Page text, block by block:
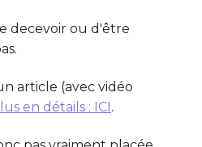
article (avec vidéo
en détails : ICI.